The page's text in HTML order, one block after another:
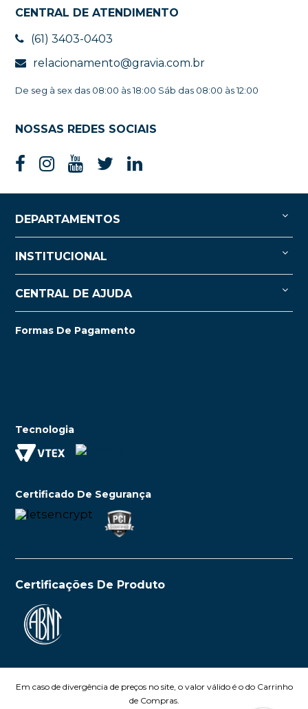
CENTRAL DE ATENDIMENTO
(61) 3403-0403
relacionamento@gravia.com.br
De seg à sex das 08:00 às 18:00 Sáb das 08:00 às 12:00
NOSSAS REDES SOCIAIS
DEPARTAMENTOS
INSTITUCIONAL
CENTRAL DE AJUDA
Formas De Pagamento
Tecnologia
Certificado De Segurança
Certificações De Produto
Em caso de divergência de preços no site, o valor válido é o do Carrinho
de Compras.